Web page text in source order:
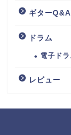
ギターQ&A
ドラム
電子ドラ
レビュー